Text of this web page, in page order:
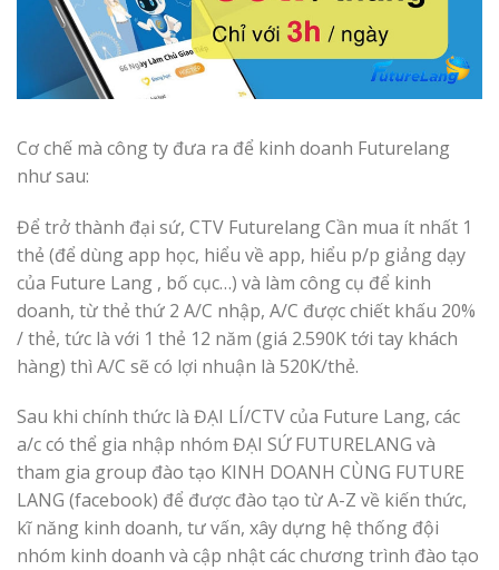
Cơ chế mà công ty đưa ra để kinh doanh Futurelang
như sau:
Để trở thành đại sứ, CTV Futurelang Cần mua ít nhất 1
thẻ (để dùng app học, hiểu về app, hiểu p/p giảng dạy
của Future Lang , bố cục…) và làm công cụ để kinh
doanh, từ thẻ thứ 2 A/C nhập, A/C được chiết khấu 20%
/ thẻ, tức là với 1 thẻ 12 năm (giá 2.590K tới tay khách
hàng) thì A/C sẽ có lợi nhuận là 520K/thẻ.
Sau khi chính thức là ĐẠI LÍ/CTV của Future Lang, các
a/c có thể gia nhập nhóm ĐẠI SỨ FUTURELANG và
tham gia group đào tạo KINH DOANH CÙNG FUTURE
LANG (facebook) để được đào tạo từ A-Z về kiến thức,
kĩ năng kinh doanh, tư vấn, xây dựng hệ thống đội
nhóm kinh doanh và cập nhật các chương trình đào tạo